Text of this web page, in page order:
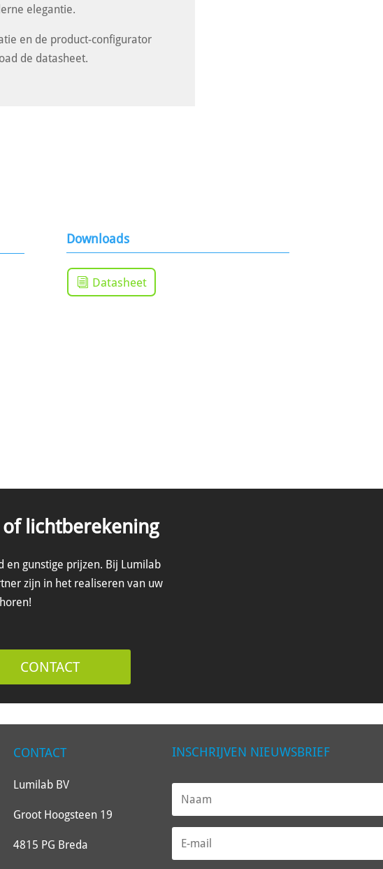
elegantie.
en de product-configurator
de datasheet.
Downloads
Datasheet
lichtberekening
en gunstige prijzen. Bij Lumilab
zijn in het realiseren van uw
CONTACT
CONTACT
Lumilab BV
Groot Hoogsteen 19
4815 PG Breda
INSCHRIJVEN NIEUWSBRIEF